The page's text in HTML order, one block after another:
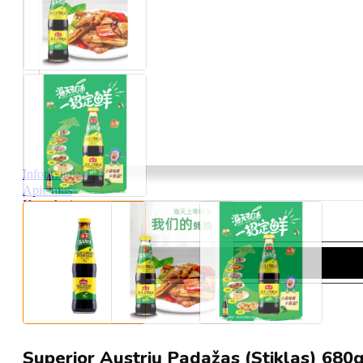
Informacija
Apie mus
Kontaktai
Pristatymas